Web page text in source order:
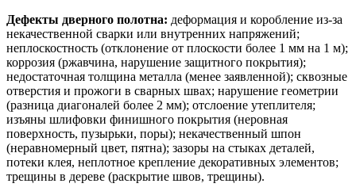
Дефекты дверного полотна: деформация и коробление из-за
некачественной сварки или внутренних напряжений;
неплоскостность (отклонение от плоскости более 1 мм на 1 м);
коррозия (ржавчина, нарушение защитного покрытия);
недостаточная толщина металла (менее заявленной); сквозные
отверстия и прожоги в сварных швах; нарушение геометрии
(разница диагоналей более 2 мм); отслоение утеплителя;
изъяны шлифовки финишного покрытия (неровная
поверхность, пузырьки, поры); некачественный шпон
(неравномерный цвет, пятна); зазоры на стыках деталей,
потеки клея, неплотное крепление декоративных элементов;
трещины в дереве (раскрытие швов, трещины).